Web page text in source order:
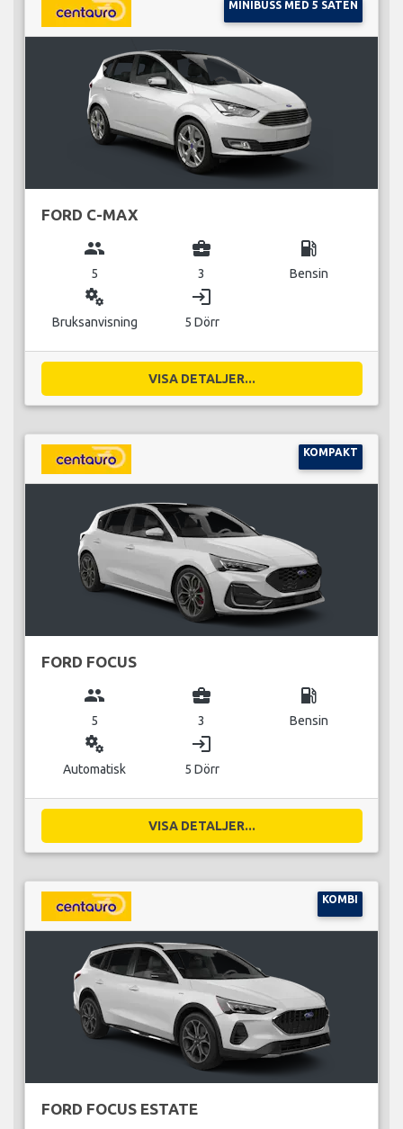
MINIBUSS MED 5 SÄTEN
FORD C-MAX
group
5
business_center
3
local_gas_station
Bensin
miscellaneous_services
Bruksanvisning
login
5 Dörr
VISA DETALJER...
KOMPAKT
FORD FOCUS
group
5
business_center
3
local_gas_station
Bensin
miscellaneous_services
Automatisk
login
5 Dörr
VISA DETALJER...
KOMBI
FORD FOCUS ESTATE